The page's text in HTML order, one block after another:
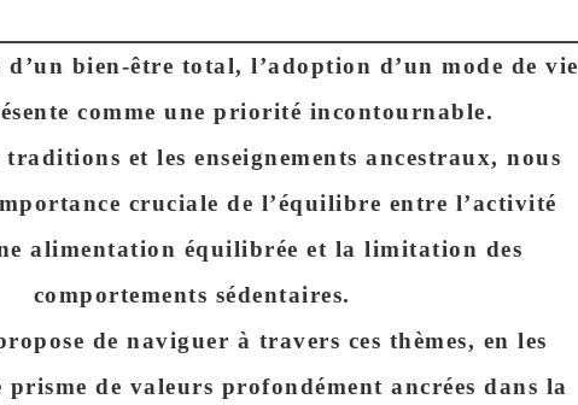
d’un bien-être total, l’adoption d’un mode de vie
comme unepriorité incontournable.
et les enseignements ancestraux, nous
cruciale de l’équilibre entre l’activité
alimentation équilibrée et la limitation des
comportements sédentaires.
de naviguer à travers ces thèmes, en les
prisme de valeurs profondément ancrées dans la